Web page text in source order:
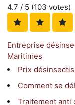
4.7 / 5 (103 votes)
Entreprise
Maritimes
Prix
Comment se
Traitement anti